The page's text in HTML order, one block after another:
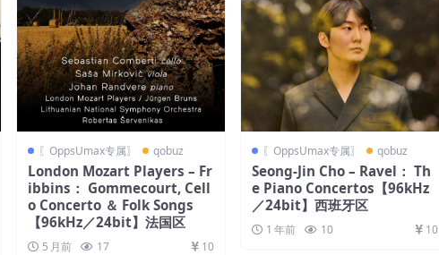
〖OppsUmax专属〗 qobuz
London Mozart Players – Fr
ibbins： Gommecourt, Cell
o Concerto ＆ Folk Songs
【96kHz／24bit】法国区
5 月前 17 10
〖OppsUmax专属〗 qobuz
Seong-Jin Cho – Ravel： Th
e Piano Concertos【96kHz
／24bit】西班牙区
1 年前 10 10